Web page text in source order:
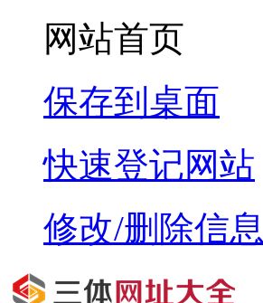
网站首页
保存到桌面
快速登记网站
修改/删除信息